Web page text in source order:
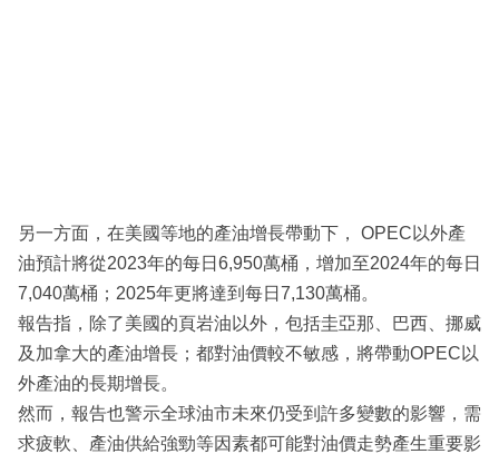
另一方面，在美國等地的產油增長帶動下， OPEC以外產
油預計將從2023年的每日6,950萬桶，增加至2024年的每日
7,040萬桶；2025年更將達到每日7,130萬桶。
報告指，除了美國的頁岩油以外，包括圭亞那、巴西、挪威
及加拿大的產油增長；都對油價較不敏感，將帶動OPEC以
外產油的長期增長。
然而，報告也警示全球油市未來仍受到許多變數的影響，需
求疲軟、產油供給強勁等因素都可能對油價走勢產生重要影